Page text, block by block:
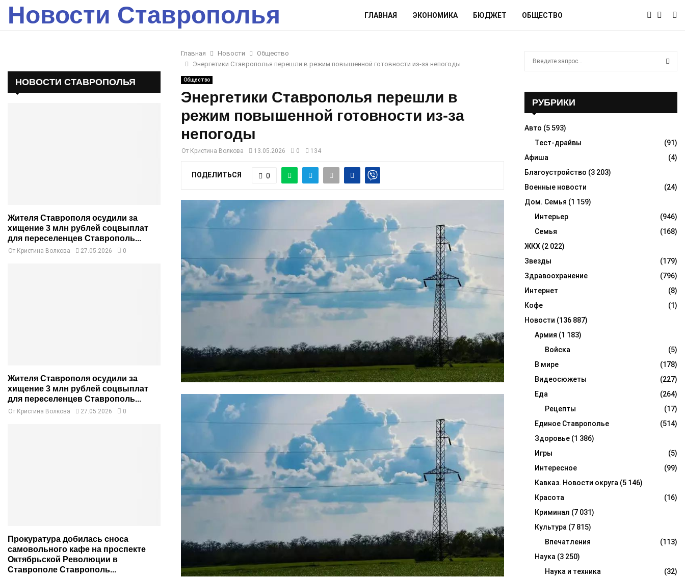
Новости Ставрополья ГЛАВНАЯ ЭКОНОМИКА БЮДЖЕТ ОБЩЕСТВО
Главная Новости
Общество
Энергетики Ставрополья перешли в режим повышенной готовности из-за непогоды
Общество
Энергетики Ставрополья перешли в
режим повышенной готовности из-за
непогоды
От Кристина Волкова 13.05.2026 0 134
ПОДЕЛИТЬСЯ 0
НОВОСТИ СТАВРОПОЛЬЯ
Жителя Ставрополя осудили за
хищение 3 млн рублей соцвыплат
для переселенцев Ставрополь...
От Кристина Волкова 27.05.2026 0
Жителя Ставрополя осудили за
хищение 3 млн рублей соцвыплат
для переселенцев Ставрополь...
От Кристина Волкова 27.05.2026 0
Прокуратура добилась сноса
самовольного кафе на проспекте
Октябрьской Революции в
Ставрополе Ставрополь...
o
R
C
H
РУБРИКИ
Авто (5 593)
Тест-драйвы
(91)
Афиша
(4)
Благоустройство (3 203)
Военные новости
(24)
Дом. Семья (1 159)
Интерьер
(946)
Семья
(168)
ЖКХ (2 022)
Звезды
(179)
Здравоохранение
(796)
Интернет
(8)
Кофе
(1)
Новости (136 887)
Армия (1 183)
Войска
(5)
В мире
(178)
Видеосюжеты
(227)
Еда
(264)
Рецепты
(17)
Единое Ставрополье
(514)
Здоровье (1 386)
Игры
(5)
Интересное
(99)
Кавказ. Новости округа (5 146)
Красота
(16)
Криминал (7 031)
Культура (7 815)
Впечатления
(113)
Наука (3 250)
Наука и техника
(32)